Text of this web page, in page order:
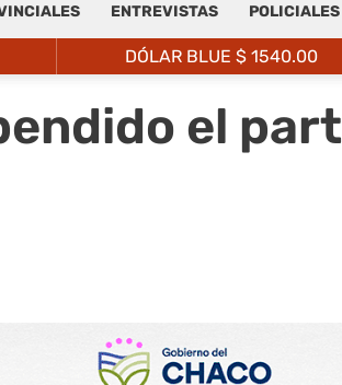
ENTREVISTAS POLICIALES
DÓLAR BLUE $ 1540.00
el